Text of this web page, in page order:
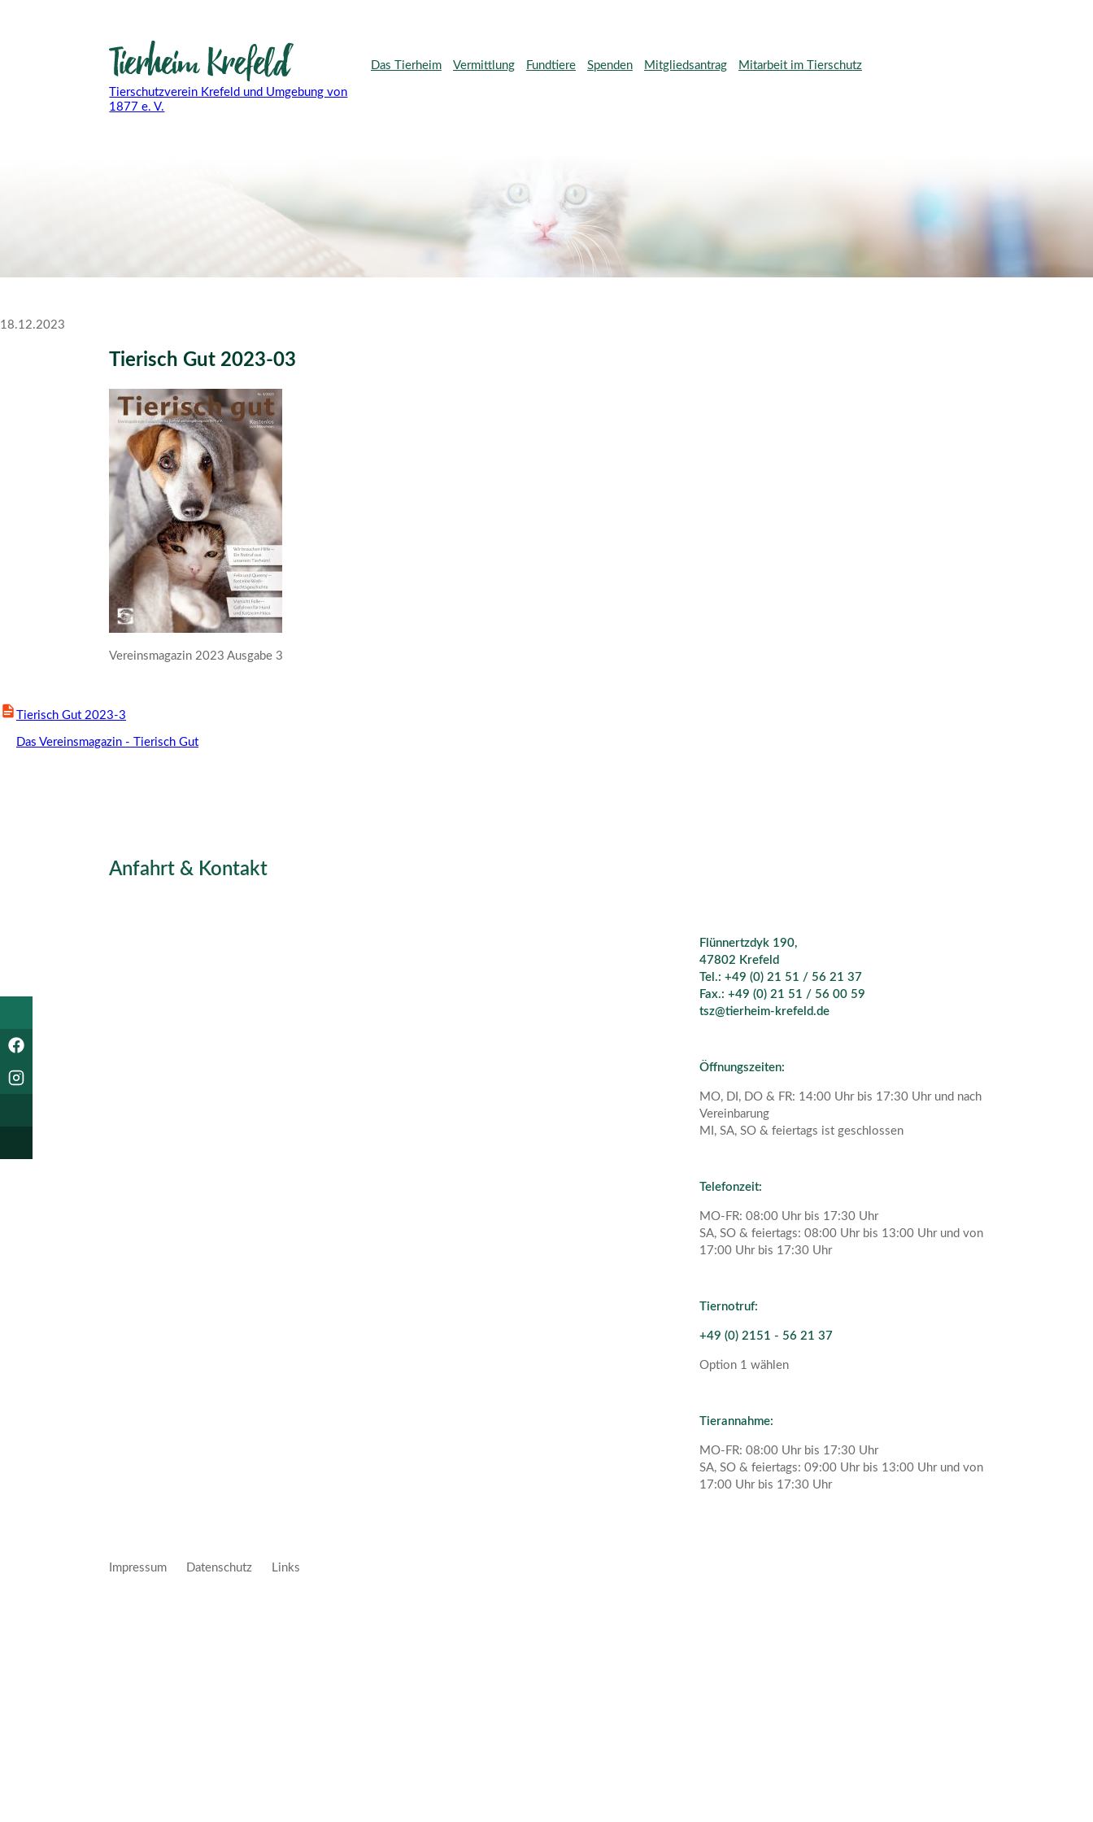
Tierschutzverein Krefeld und Umgebung von
1877 e. V.
Das Tierheim Vermittlung Fundtiere Spenden Mitgliedsantrag Mitarbeit im Tierschutz
18.12.2023
Tierisch Gut 2023-03
Vereinsmagazin 2023 Ausgabe 3
Tierisch Gut 2023-3
Das Vereinsmagazin - Tierisch Gut
Anfahrt & Kontakt
Flünnertzdyk 190,
47802 Krefeld
Tel.: +49 (0) 21 51 / 56 21 37
Fax.: +49 (0) 21 51 / 56 00 59
tsz@tierheim-krefeld.de
Öffnungszeiten:
MO, DI, DO & FR: 14:00 Uhr bis 17:30 Uhr und nach
Vereinbarung
MI, SA, SO & feiertags ist geschlossen
Telefonzeit:
MO-FR: 08:00 Uhr bis 17:30 Uhr
SA, SO & feiertags: 08:00 Uhr bis 13:00 Uhr und von
17:00 Uhr bis 17:30 Uhr
Tiernotruf:
+49 (0) 2151 - 56 21 37
Option 1 wählen
Tierannahme:
MO-FR: 08:00 Uhr bis 17:30 Uhr
SA, SO & feiertags: 09:00 Uhr bis 13:00 Uhr und von
17:00 Uhr bis 17:30 Uhr
Impressum Datenschutz Links